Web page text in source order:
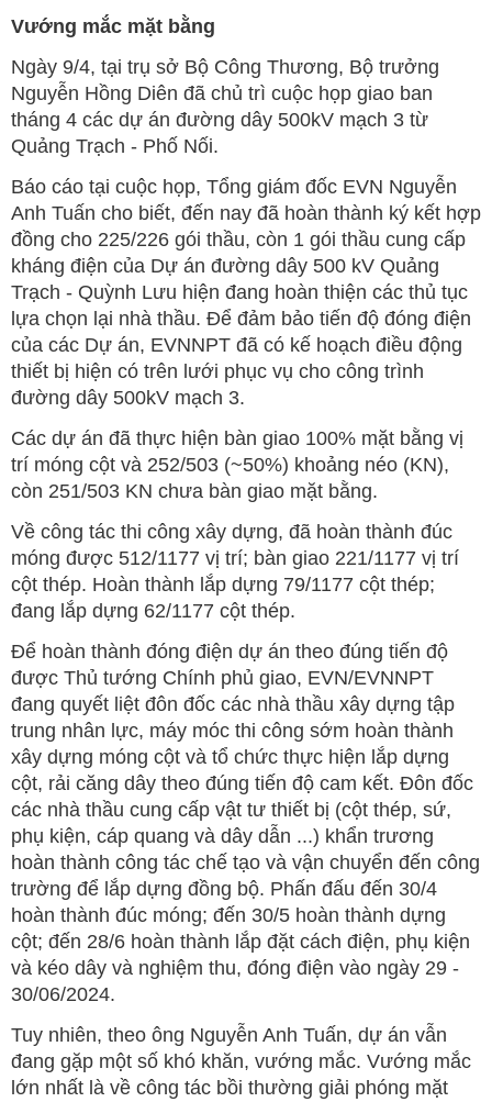
Vướng mắc mặt bằng
Ngày 9/4, tại trụ sở Bộ Công Thương, Bộ trưởng
Nguyễn Hồng Diên đã chủ trì cuộc họp giao ban
tháng 4 các dự án đường dây 500kV mạch 3 từ
Quảng Trạch - Phố Nối.
Báo cáo tại cuộc họp, Tổng giám đốc EVN Nguyễn
Anh Tuấn cho biết, đến nay đã hoàn thành ký kết hợp
đồng cho 225/226 gói thầu, còn 1 gói thầu cung cấp
kháng điện của Dự án đường dây 500 kV Quảng
Trạch - Quỳnh Lưu hiện đang hoàn thiện các thủ tục
lựa chọn lại nhà thầu. Để đảm bảo tiến độ đóng điện
của các Dự án, EVNNPT đã có kế hoạch điều động
thiết bị hiện có trên lưới phục vụ cho công trình
đường dây 500kV mạch 3.
Các dự án đã thực hiện bàn giao 100% mặt bằng vị
trí móng cột và 252/503 (~50%) khoảng néo (KN),
còn 251/503 KN chưa bàn giao mặt bằng.
Về công tác thi công xây dựng, đã hoàn thành đúc
móng được 512/1177 vị trí; bàn giao 221/1177 vị trí
cột thép. Hoàn thành lắp dựng 79/1177 cột thép;
đang lắp dựng 62/1177 cột thép.
Để hoàn thành đóng điện dự án theo đúng tiến độ
được Thủ tướng Chính phủ giao, EVN/EVNNPT
đang quyết liệt đôn đốc các nhà thầu xây dựng tập
trung nhân lực, máy móc thi công sớm hoàn thành
xây dựng móng cột và tổ chức thực hiện lắp dựng
cột, rải căng dây theo đúng tiến độ cam kết. Đôn đốc
các nhà thầu cung cấp vật tư thiết bị (cột thép, sứ,
phụ kiện, cáp quang và dây dẫn ...) khẩn trương
hoàn thành công tác chế tạo và vận chuyển đến công
trường để lắp dựng đồng bộ. Phấn đấu đến 30/4
hoàn thành đúc móng; đến 30/5 hoàn thành dựng
cột; đến 28/6 hoàn thành lắp đặt cách điện, phụ kiện
và kéo dây và nghiệm thu, đóng điện vào ngày 29 -
30/06/2024.
Tuy nhiên, theo ông Nguyễn Anh Tuấn, dự án vẫn
đang gặp một số khó khăn, vướng mắc. Vướng mắc
lớn nhất là về công tác bồi thường giải phóng mặt